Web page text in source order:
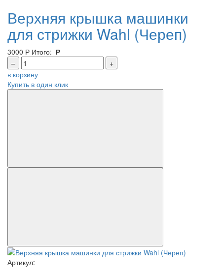
Верхняя крышка машинки
для стрижки Wahl (Череп)
3000 Р Итого: Р
–
+
в корзину
Купить в один клик
Артикул: